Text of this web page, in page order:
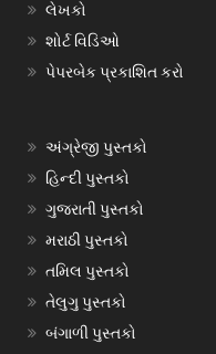
લેખકો
શોર્ટ વિડિઓ
પેપરબેક પ્રકાશિત કરો
અંગ્રેજી પુસ્તકો
હિન્દી પુસ્તકો
ગુજરાતી પુસ્તકો
મરાઠી પુસ્તકો
તમિલ પુસ્તકો
તેલુગુ પુસ્તકો
બંગાળી પુસ્તકો